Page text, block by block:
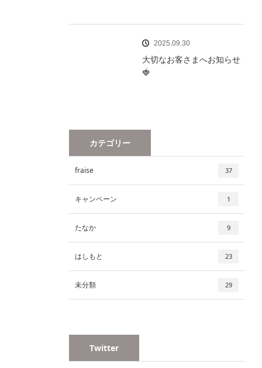
2025.09.30
大切なお客さまへお知らせ
🍓
カテゴリー
fraise 37
キャンペーン 1
たなか 9
はしもと 23
未分類 29
Twitter